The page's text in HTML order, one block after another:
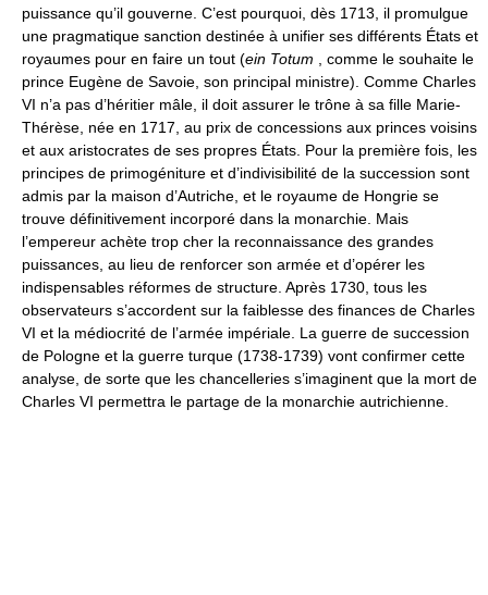
puissance qu’il gouverne. C’est pourquoi, dès 1713, il promulgue
une pragmatique sanction destinée à unifier ses différents États et
royaumes pour en faire un tout (ein Totum , comme le souhaite le
prince Eugène de Savoie, son principal ministre). Comme Charles
VI n’a pas d’héritier mâle, il doit assurer le trône à sa fille Marie-
Thérèse, née en 1717, au prix de concessions aux princes voisins
et aux aristocrates de ses propres États. Pour la première fois, les
principes de primogéniture et d’indivisibilité de la succession sont
admis par la maison d’Autriche, et le royaume de Hongrie se
trouve définitivement incorporé dans la monarchie. Mais
l’empereur achète trop cher la reconnaissance des grandes
puissances, au lieu de renforcer son armée et d’opérer les
indispensables réformes de structure. Après 1730, tous les
observateurs s’accordent sur la faiblesse des finances de Charles
VI et la médiocrité de l’armée impériale. La guerre de succession
de Pologne et la guerre turque (1738-1739) vont confirmer cette
analyse, de sorte que les chancelleries s’imaginent que la mort de
Charles VI permettra le partage de la monarchie autrichienne.